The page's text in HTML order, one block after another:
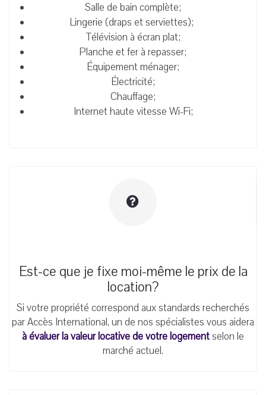
Salle de bain complète;
Lingerie (draps et serviettes);
Télévision à écran plat;
Planche et fer à repasser;
Équipement ménager;
Électricité;
Chauffage;
Internet haute vitesse Wi-Fi;
Est-ce que je fixe moi-même le prix de la
location?
Si votre propriété correspond aux standards recherchés
par Accès International, un de nos spécialistes vous aidera
à évaluer la valeur locative de votre logementselon le
marché actuel.